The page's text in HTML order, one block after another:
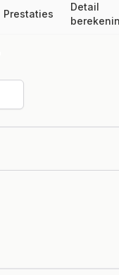
Prestaties
Detail